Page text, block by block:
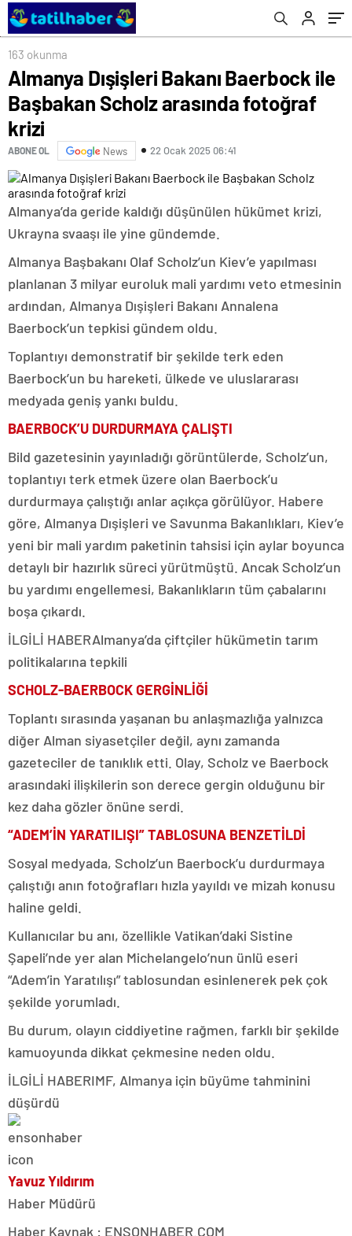
163 okunma
Almanya Dışişleri Bakanı Baerbock ile
Başbakan Scholz arasında fotoğraf
krizi
ABONE OL News 22 Ocak 2025 06:41
Almanya’da geride kaldığı düşünülen hükümet krizi,
Ukrayna svaaşı ile yine gündemde.
Almanya Başbakanı Olaf Scholz’un Kiev’e yapılması
planlanan 3 milyar euroluk mali yardımı veto etmesinin
ardından, Almanya Dışişleri Bakanı Annalena
Baerbock’un tepkisi gündem oldu.
Toplantıyı demonstratif bir şekilde terk eden
Baerbock’un bu hareketi, ülkede ve uluslararası
medyada geniş yankı buldu.
BAERBOCK’U DURDURMAYA ÇALIŞTI
Bild gazetesinin yayınladığı görüntülerde, Scholz’un,
toplantıyı terk etmek üzere olan Baerbock’u
durdurmaya çalıştığı anlar açıkça görülüyor. Habere
göre, Almanya Dışişleri ve Savunma Bakanlıkları, Kiev’e
yeni bir mali yardım paketinin tahsisi için aylar boyunca
detaylı bir hazırlık süreci yürütmüştü. Ancak Scholz’un
bu yardımı engellemesi, Bakanlıkların tüm çabalarını
boşa çıkardı.
İLGİLİ HABERAlmanya’da çiftçiler hükümetin tarım
politikalarına tepkili
SCHOLZ-BAERBOCK GERGİNLİĞİ
Toplantı sırasında yaşanan bu anlaşmazlığa yalnızca
diğer Alman siyasetçiler değil, aynı zamanda
gazeteciler de tanıklık etti. Olay, Scholz ve Baerbock
arasındaki ilişkilerin son derece gergin olduğunu bir
kez daha gözler önüne serdi.
“ADEM’İN YARATILIŞI” TABLOSUNA BENZETİLDİ
Sosyal medyada, Scholz’un Baerbock’u durdurmaya
çalıştığı anın fotoğrafları hızla yayıldı ve mizah konusu
haline geldi.
Kullanıcılar bu anı, özellikle Vatikan’daki Sistine
Şapeli’nde yer alan Michelangelo’nun ünlü eseri
“Adem’in Yaratılışı” tablosundan esinlenerek pek çok
şekilde yorumladı.
Bu durum, olayın ciddiyetine rağmen, farklı bir şekilde
kamuoyunda dikkat çekmesine neden oldu.
İLGİLİ HABERIMF, Almanya için büyüme tahminini
düşürdü
Yavuz Yıldırım
Haber Müdürü
Haber Kaynak : ENSONHABER.COM